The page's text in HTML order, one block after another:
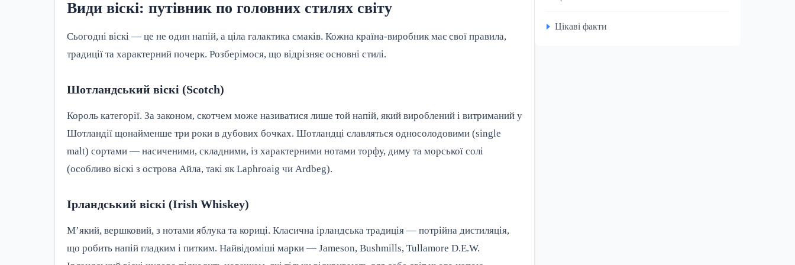
Види віскі: путівник по головних стилях світу
Сьогодні віскі — це не один напій, а ціла галактика смаків. Кожна країна-виробник має свої правила,
традиції та характерний почерк. Розберімося, що відрізняє основні стилі.
Шотландський віскі (Scotch)
Король категорії. За законом, скотчем може називатися лише той напій, який вироблений і витриманий у
Шотландії щонайменше три роки в дубових бочках. Шотландці славляться односолодовими (single
malt) сортами — насиченими, складними, із характерними нотами торфу, диму та морської солі
(особливо віскі з острова Айла, такі як Laphroaig чи Ardbeg).
Ірландський віскі (Irish Whiskey)
М’який, вершковий, з нотами яблука та кориці. Класична ірландська традиція — потрійна дистиляція,
що робить напій гладким і питким. Найвідоміші марки — Jameson, Bushmills, Tullamore D.E.W.
Цікаві факти